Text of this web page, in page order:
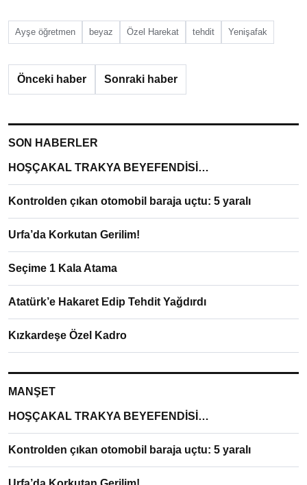
Ayşe öğretmen beyaz Özel Harekat tehdit Yenişafak
Önceki haber Sonraki haber
SON HABERLER
HOŞÇAKAL TRAKYA BEYEFENDİSİ…
Kontrolden çıkan otomobil baraja uçtu: 5 yaralı
Urfa’da Korkutan Gerilim!
Seçime 1 Kala Atama
Atatürk’e Hakaret Edip Tehdit Yağdırdı
Kızkardeşe Özel Kadro
MANŞET
HOŞÇAKAL TRAKYA BEYEFENDİSİ…
Kontrolden çıkan otomobil baraja uçtu: 5 yaralı